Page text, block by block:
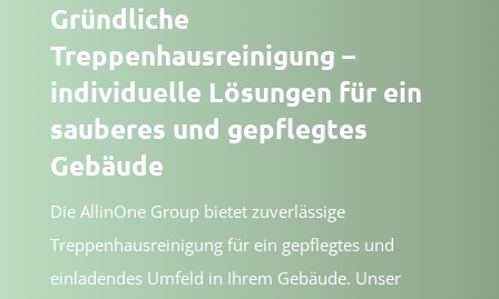
Gründliche
Treppenhausreinigung –
individuelle Lösungen für ein
sauberes und gepflegtes
Gebäude
Die AllinOne Group bietet zuverlässige
Treppenhausreinigung für ein gepflegtes und
einladendes Umfeld in Ihrem Gebäude. Unser